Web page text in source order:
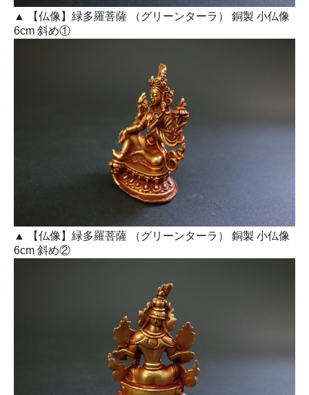
▲ 【仏像】緑多羅菩薩 （グリーンターラ） 銅製 小仏像
6cm 斜め①
▲ 【仏像】緑多羅菩薩 （グリーンターラ） 銅製 小仏像
6cm 斜め②